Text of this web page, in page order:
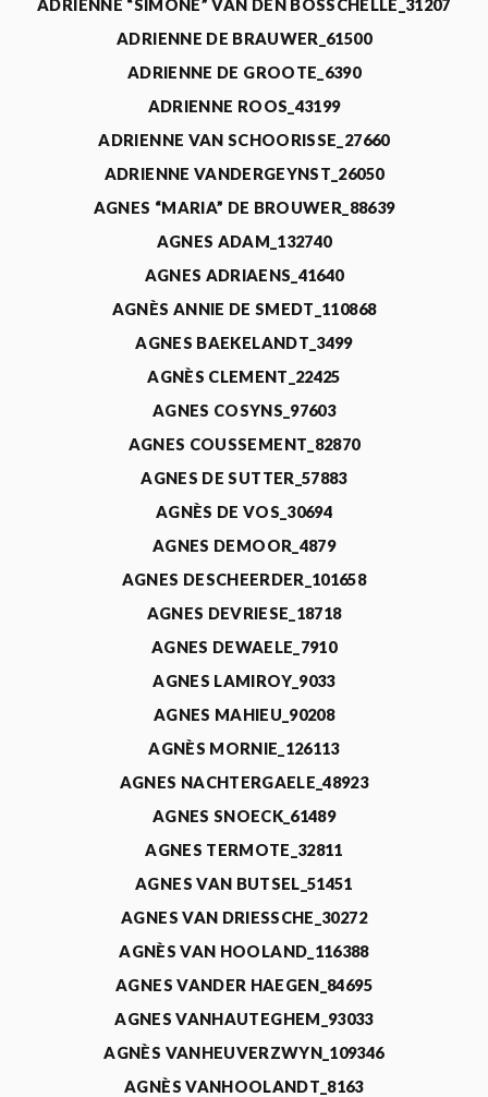
ADRIENNE “SIMONE” VAN DEN BOSSCHELLE_31207
ADRIENNE DE BRAUWER_61500
ADRIENNE DE GROOTE_6390
ADRIENNE ROOS_43199
ADRIENNE VAN SCHOORISSE_27660
ADRIENNE VANDERGEYNST_26050
AGNES “MARIA” DE BROUWER_88639
AGNES ADAM_132740
AGNES ADRIAENS_41640
AGNÈS ANNIE DE SMEDT_110868
AGNES BAEKELANDT_3499
AGNÈS CLEMENT_22425
AGNES COSYNS_97603
AGNES COUSSEMENT_82870
AGNES DE SUTTER_57883
AGNÈS DE VOS_30694
AGNES DEMOOR_4879
AGNES DESCHEERDER_101658
AGNES DEVRIESE_18718
AGNES DEWAELE_7910
AGNES LAMIROY_9033
AGNES MAHIEU_90208
AGNÈS MORNIE_126113
AGNES NACHTERGAELE_48923
AGNES SNOECK_61489
AGNES TERMOTE_32811
AGNES VAN BUTSEL_51451
AGNES VAN DRIESSCHE_30272
AGNÈS VAN HOOLAND_116388
AGNES VANDER HAEGEN_84695
AGNES VANHAUTEGHEM_93033
AGNÈS VANHEUVERZWYN_109346
AGNÈS VANHOOLANDT_8163